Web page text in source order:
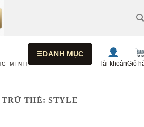
MINH
☰DANH MỤC
Tài khoảnGiỏ
THẺ: STYLE